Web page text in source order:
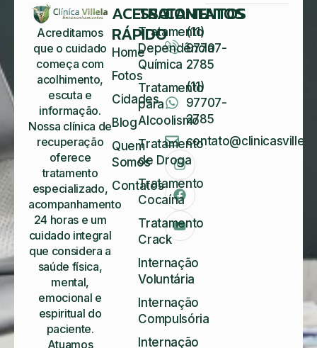
Acreditamos
que o cuidado
começa com
acolhimento,
escuta e
informação.
Nossa clínica de
recuperação
oferece
tratamento
especializado,
acompanhamento
24 horas e um
cuidado integral
que considera a
saúde física,
mental,
emocional e
espiritual do
paciente.
Atuamos
ACESSO
RÁPIDO
Home
Fotos
Cidades
Blog
Quem
Somos
Contatos
TRATAMENTOS
Tratamento
Dependência
Química
Tratamento
para
Alcoolismo
Tratamento
de Droga
Tratamento
Cocaína
Tratamento
Crack
Internação
Voluntária
Internação
Compulsória
Internação
CONTATOS
(11)
97707-
2785
(11)
97707-
2785